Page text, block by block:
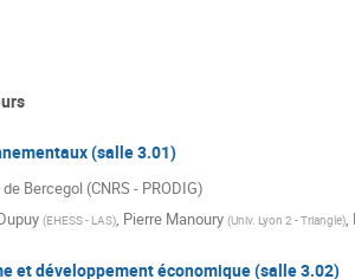
(salle 3.01)
Bercegol (CNRS - PRODIG)
(EHESS - LAS), Pierre Manoury (Univ. Lyon 2 - Triangle),
et développement économique (salle 3.02)